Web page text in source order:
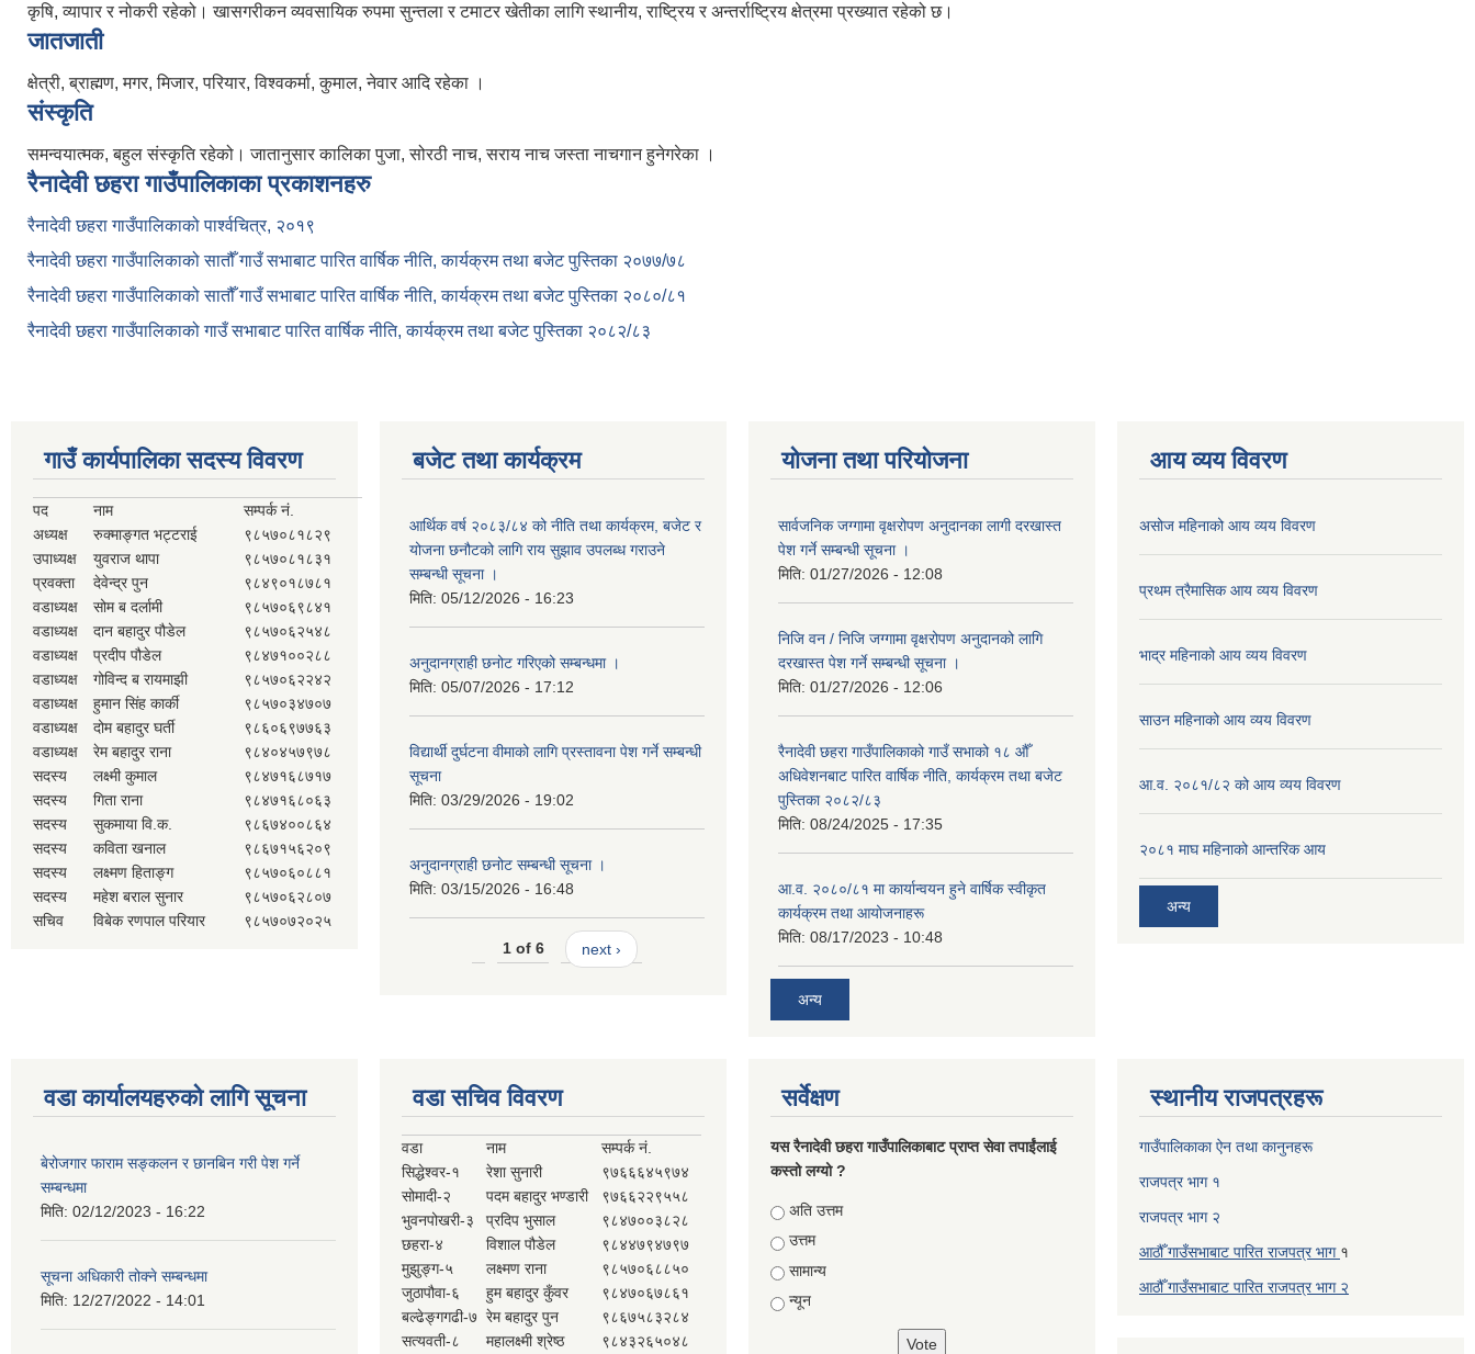
कृषि, व्यापार र नोकरी रहेको। खासगरीकन व्यवसायिक रुपमा सुन्तला र टमाटर खेतीका लागि स्थानीय, राष्ट्रिय र अन्तर्राष्ट्रिय क्षेत्रमा प्रख्यात रहेको छ।
जातजाती
क्षेत्री, ब्राह्मण, मगर, मिजार, परियार, विश्वकर्मा, कुमाल, नेवार आदि रहेका ।
संस्कृति
समन्वयात्मक, बहुल संस्कृति रहेको। जातानुसार कालिका पुजा, सोरठी नाच, सराय नाच जस्ता नाचगान हुनेगरेका ।
रैनादेवी छहरा गाउँपालिकाका प्रकाशनहरु
रैनादेवी छहरा गाउँपालिकाको पार्श्वचित्र, २०१९
रैनादेवी छहरा गाउँपालिकाको सातौँ गाउँ सभाबाट पारित वार्षिक नीति, कार्यक्रम तथा बजेट पुस्तिका २०७७/७८
रैनादेवी छहरा गाउँपालिकाको सातौँ गाउँ सभाबाट पारित वार्षिक नीति, कार्यक्रम तथा बजेट पुस्तिका २०८०/८१
रैनादेवी छहरा गाउँपालिकाको गाउँ सभाबाट पारित वार्षिक नीति, कार्यक्रम तथा बजेट पुस्तिका २०८२/८३
गाउँ कार्यपालिका सदस्य विवरण
पद नाम
सम्पर्क नं.
अध्यक्ष
रुक्माङ्गत भट्टराई
९८५७०८१८२९
उपाध्यक्ष
युवराज थापा
९८५७०८१८३१
प्रवक्ता
देवेन्द्र पुन
९८४९०१८७८१
वडाध्यक्ष
सोम ब दर्लामी
९८५७०६९८४१
वडाध्यक्ष
दान बहादुर पौडेल
९८५७०६२५४८
वडाध्यक्ष
प्रदीप पौडेल
९८४७१००२८८
वडाध्यक्ष
गोविन्द ब रायमाझी
९८५७०६२२४२
वडाध्यक्ष
हुमान सिंह कार्की
९८५७०३४७०७
वडाध्यक्ष
दोम बहादुर घर्ती
९८६०६९७७६३
वडाध्यक्ष
रेम बहादुर राना
९८४०४५७९७८
सदस्य
लक्ष्मी कुमाल
९८४७१६८७१७
सदस्य
गिता राना
९८४७१६८०६३
सदस्य
सुकमाया वि.क.
९८६७४००८६४
सदस्य
कविता खनाल
९८६७१५६२०९
सदस्य
लक्ष्मण हिताङ्ग
९८५७०६०८८१
सदस्य
महेश बराल सुनार
९८५७०६२८०७
सचिव
विबेक रणपाल परियार ९८५७०७२०२५
बजेट तथा कार्यक्रम
आर्थिक वर्ष २०८३/८४ को नीति तथा कार्यक्रम, बजेट र
योजना छनौटको लागि राय सुझाव उपलब्ध गराउने
सम्बन्धी सूचना ।
मिति: 05/12/2026 - 16:23
अनुदानग्राही छनोट गरिएको सम्बन्धमा ।
मिति: 05/07/2026 - 17:12
विद्यार्थी दुर्घटना वीमाको लागि प्रस्तावना पेश गर्ने सम्बन्धी
सूचना
मिति: 03/29/2026 - 19:02
अनुदानग्राही छनोट सम्बन्धी सूचना ।
मिति: 03/15/2026 - 16:48
1 of 6 next ›
योजना तथा परियोजना
सार्वजनिक जग्गामा वृक्षरोपण अनुदानका लागी दरखास्त
पेश गर्ने सम्बन्धी सूचना ।
मिति: 01/27/2026 - 12:08
निजि वन / निजि जग्गामा वृक्षरोपण अनुदानको लागि
दरखास्त पेश गर्ने सम्बन्धी सूचना ।
मिति: 01/27/2026 - 12:06
रैनादेवी छहरा गाउँपालिकाको गाउँ सभाको १८ औँ
अधिवेशनबाट पारित वार्षिक नीति, कार्यक्रम तथा बजेट
पुस्तिका २०८२/८३
मिति: 08/24/2025 - 17:35
आ.व. २०८०/८१ मा कार्यान्वयन हुने वार्षिक स्वीकृत
कार्यक्रम तथा आयोजनाहरू
मिति: 08/17/2023 - 10:48
अन्य
आय व्यय विवरण
असोज महिनाको आय व्यय विवरण
प्रथम त्रैमासिक आय व्यय विवरण
भाद्र महिनाको आय व्यय विवरण
साउन महिनाको आय व्यय विवरण
आ.व. २०८१/८२ को आय व्यय विवरण
२०८१ माघ महिनाको आन्तरिक आय
अन्य
वडा कार्यालयहरुको लागि सूचना
बेरोजगार फाराम सङ्कलन र छानबिन गरी पेश गर्ने
सम्बन्धमा
मिति: 02/12/2023 - 16:22
सूचना अधिकारी तोक्ने सम्बन्धमा
मिति: 12/27/2022 - 14:01
वडा सचिव विवरण
वडा नाम
सम्पर्क नं.
सिद्धेश्वर-१
रेशा सुनारी
९७६६६४५९७४
सोमादी-२
पदम बहादुर भण्डारी
९७६६२२९५५८
भुवनपोखरी-३
प्रदिप भुसाल
९८४७००३८२८
छहरा-४
विशाल पौडेल
९८४४७९४७९७
मुझुङ्ग-५
लक्ष्मण राना
९८५७०६८८५०
जुठापौवा-६
हुम बहादुर कुँवर
९८४७०६७८६१
बल्ढेङ्गगढी-७ रेम बहादुर पुन
९८६७५८३२८४
सत्यवती-८
महालक्ष्मी श्रेष्ठ ९८४३२६५०४८
सर्वेक्षण
यस रैनादेवी छहरा गाउँपालिकाबाट प्राप्त सेवा तपाईंलाई
कस्तो लग्यो ?
Choices
अति उत्तम
उत्तम
सामान्य
न्यून
स्थानीय राजपत्रहरू
गाउँपालिकाका ऐन तथा कानुनहरू
राजपत्र भाग १
राजपत्र भाग २
आठौँ गाउँसभाबाट पारित राजपत्र भाग १
आठौँ गाउँसभाबाट पारित राजपत्र भाग २